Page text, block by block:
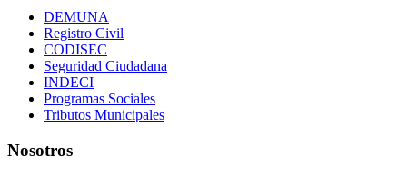
DEMUNA
Registro Civil
CODISEC
Seguridad Ciudadana
INDECI
Programas Sociales
Tributos Municipales
Nosotros